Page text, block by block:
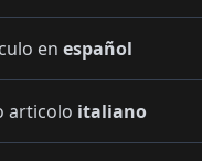
en español
articolo italiano